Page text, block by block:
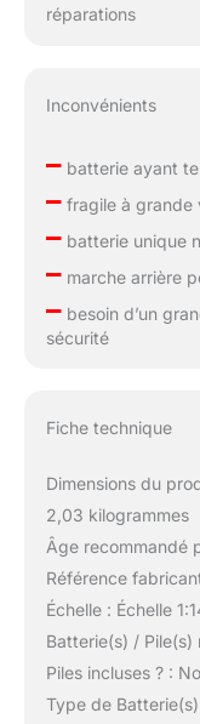
réparations
Inconvénients
–batterie ayant
–fragile à grande
–batterie unique
–marche arrière
–besoin d’un
sécurité
Fiche technique
Dimensions du
2,03 kilogrammes
Âge recommandé
Référence
Échelle : Échelle
Batterie(s) / Pile(s)
Piles incluses ? :
Type de